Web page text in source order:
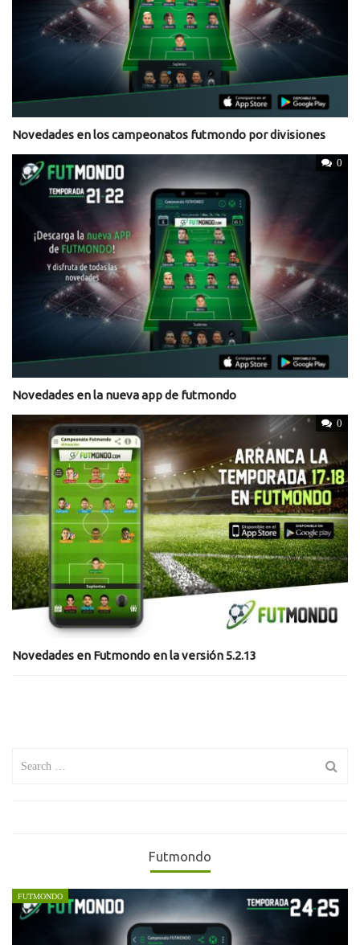
Novedades en los campeonatos futmondo por divisiones
0
Novedades en la nueva app de futmondo
0
Novedades en Futmondo en la versión 5.2.13
Futmondo
FUTMONDO